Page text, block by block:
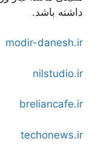
داشته باشد.
modir-danesh.ir
nilstudio.ir
breliancafe.ir
techonews.ir